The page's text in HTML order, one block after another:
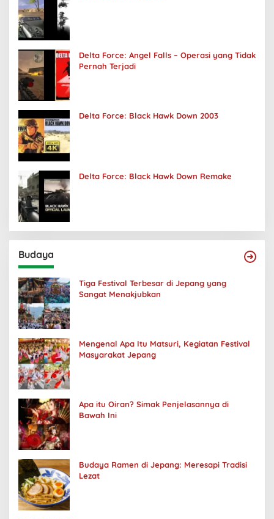
Delta Force: Angel Falls – Operasi yang Tidak
Pernah Terjadi
Delta Force: Black Hawk Down 2003
Delta Force: Black Hawk Down Remake
Budaya
Tiga Festival Terbesar di Jepang yang
Sangat Menakjubkan
Mengenal Apa Itu Matsuri, Kegiatan Festival
Masyarakat Jepang
Apa itu Oiran? Simak Penjelasannya di
Bawah Ini
Budaya Ramen di Jepang: Meresapi Tradisi
Lezat